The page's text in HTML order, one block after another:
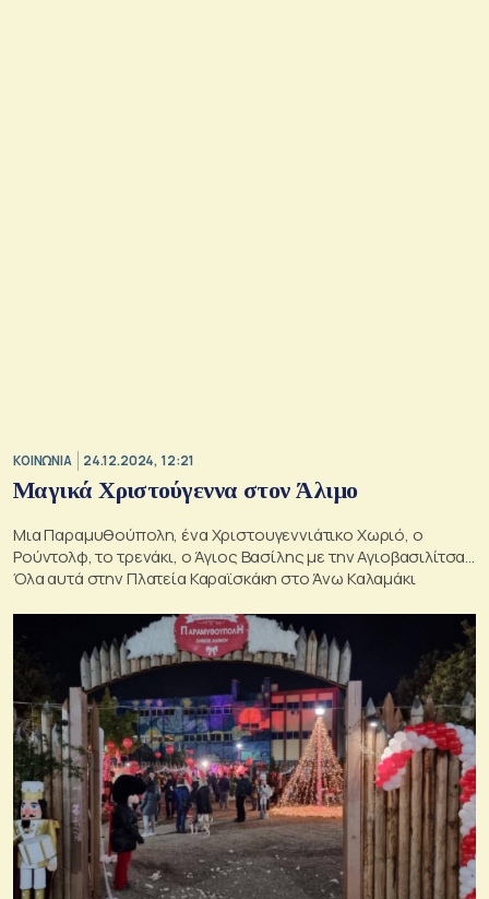
ΚΟΙΝΩΝΙΑ 24.12.2024, 12:21
Μαγικά Χριστούγεννα στον Άλιμο
Μια Παραμυθούπολη, ένα Χριστουγεννιάτικο Χωριό, ο
Ρούντολφ, το τρενάκι, ο Άγιος Βασίλης με την Αγιοβασιλίτσα...
Όλα αυτά στην Πλατεία Καραϊσκάκη στο Άνω Καλαμάκι